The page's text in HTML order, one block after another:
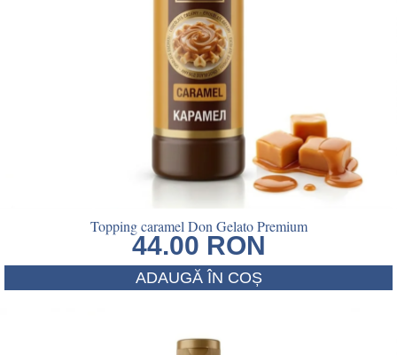
Topping caramel Don Gelato Premium
44.00 RON
ADAUGĂ ÎN COȘ